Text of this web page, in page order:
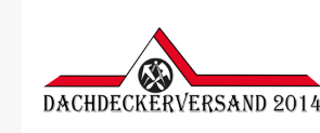
Zum Hauptinhalt springen
Zur Suche springen